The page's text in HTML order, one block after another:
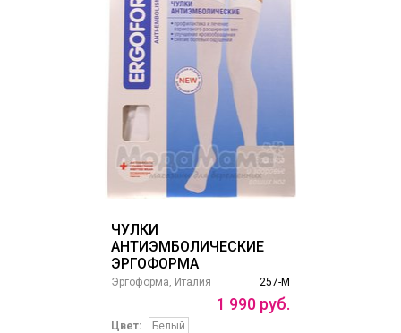
ЧУЛКИ
АНТИЭМБОЛИЧЕСКИЕ
ЭРГОФОРМА
257-М
Эргоформа, Италия
1 990 руб.
Цвет:
Белый